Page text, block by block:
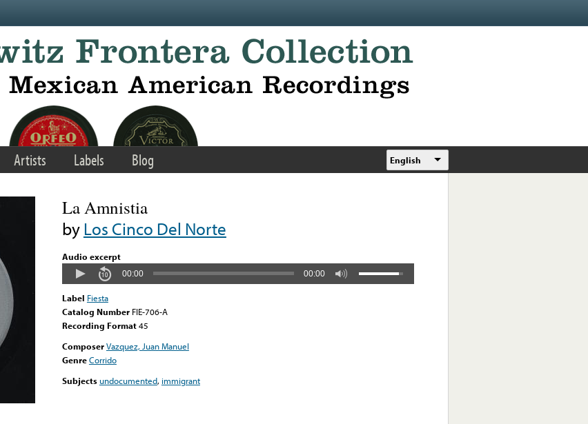
Artists Labels Blog English
La Amnistia
byLos Cinco Del Norte
Audio excerpt
00:00 00:00
Label Fiesta
Catalog Number FIE-706-A
Recording Format45
ComposerVazquez, Juan Manuel
GenreCorrido
Subjectsundocumented, immigrant